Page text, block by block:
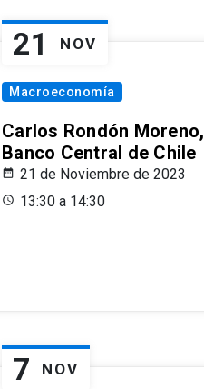
21 NOV
Macroeconomía
Carlos Rondón Moreno,
Banco Central de Chile
21 de Noviembre de 2023
13:30 a 14:30
7 NOV